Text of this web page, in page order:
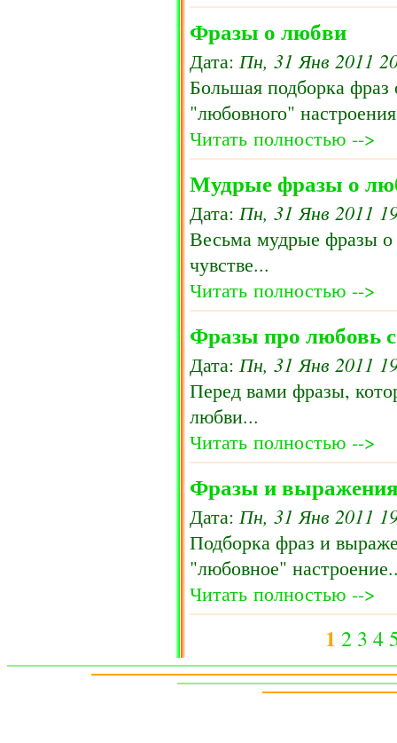
Фразы о любви
Дата: Пн, 31 Янв 2011
Большая подборка
"любовного"
Читать полностью -->
Мудрые фразы о
Дата: Пн, 31 Янв 2011
Весьма мудрые фразы о
чувстве...
Читать полностью -->
Фразы про любовь
Дата: Пн, 31 Янв 2011
Перед вами фразы,
любви...
Читать полностью -->
Фразы и
Дата: Пн, 31 Янв 2011
Подборка фраз и
"любовное"
Читать полностью -->
1 2 3 4